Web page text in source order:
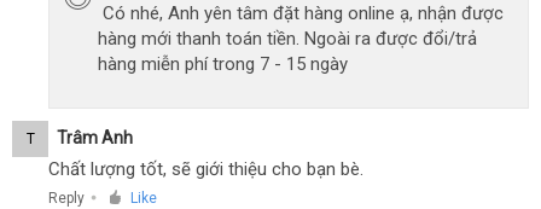
Có nhé, Anh yên tâm đặt hàng online ạ, nhận được
hàng mới thanh toán tiền. Ngoài ra được đổi/trả
hàng miễn phí trong 7 - 15 ngày
T Trâm Anh
Chất lượng tốt, sẽ giới thiệu cho bạn bè.
Reply ● Like